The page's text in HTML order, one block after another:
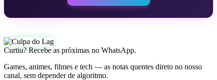
Curtiu? Recebe as próximas no WhatsApp.
Games, animes, filmes e tech — as notas quentes direto no nosso
canal, sem depender de algoritmo.